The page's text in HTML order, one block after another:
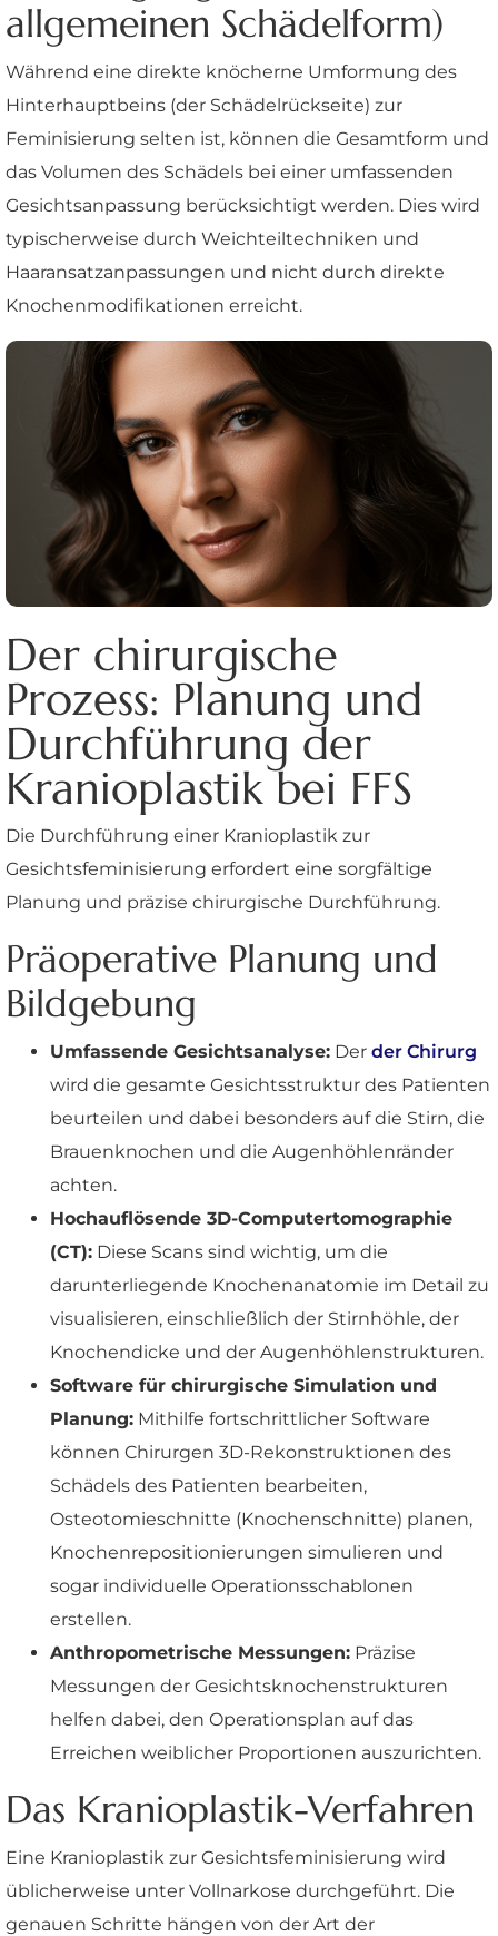
allgemeinen Schädelform)
Während eine direkte knöcherne Umformung des
Hinterhauptbeins (der Schädelrückseite) zur
Feminisierung selten ist, können die Gesamtform und
das Volumen des Schädels bei einer umfassenden
Gesichtsanpassung berücksichtigt werden. Dies wird
typischerweise durch Weichteiltechniken und
Haaransatzanpassungen und nicht durch direkte
Knochenmodifikationen erreicht.
Der chirurgische
Prozess: Planung und
Durchführung der
Kranioplastik bei FFS
Die Durchführung einer Kranioplastik zur
Gesichtsfeminisierung erfordert eine sorgfältige
Planung und präzise chirurgische Durchführung.
Präoperative Planung und
Bildgebung
Umfassende Gesichtsanalyse: Der der Chirurg
wird die gesamte Gesichtsstruktur des Patienten
beurteilen und dabei besonders auf die Stirn, die
Brauenknochen und die Augenhöhlenränder
achten.
Hochauflösende 3D-Computertomographie
(CT): Diese Scans sind wichtig, um die
darunterliegende Knochenanatomie im Detail zu
visualisieren, einschließlich der Stirnhöhle, der
Knochendicke und der Augenhöhlenstrukturen.
Software für chirurgische Simulation und
Planung: Mithilfe fortschrittlicher Software
können Chirurgen 3D-Rekonstruktionen des
Schädels des Patienten bearbeiten,
Osteotomieschnitte (Knochenschnitte) planen,
Knochenrepositionierungen simulieren und
sogar individuelle Operationsschablonen
erstellen.
Anthropometrische Messungen: Präzise
Messungen der Gesichtsknochenstrukturen
helfen dabei, den Operationsplan auf das
Erreichen weiblicher Proportionen auszurichten.
Das Kranioplastik-Verfahren
Eine Kranioplastik zur Gesichtsfeminisierung wird
üblicherweise unter Vollnarkose durchgeführt. Die
genauen Schritte hängen von der Art der